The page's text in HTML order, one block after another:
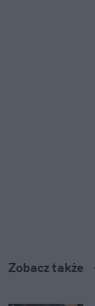
Zobacz także